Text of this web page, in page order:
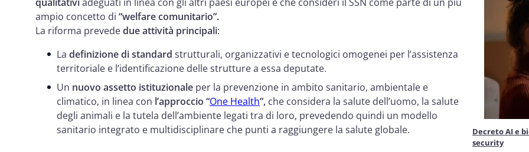
ampio concetto di “welfare comunitario”.
La riforma prevededue attività principali:
La definizione di standard strutturali, organizzativi e tecnologici omogenei per l’assistenza
territoriale e l’identificazione delle strutture a essa deputate.
Un nuovo assetto istituzionale per la prevenzione in ambito sanitario, ambientale e
climatico, in linea con l’approccio “One Health”, che considera la salute dell’uomo, la salute
degli animali e la tutela dell’ambiente legati tra di loro, prevedendo quindi un modello
sanitario integrato e multidisciplinare che punti a raggiungere la salute globale.
Decreto AI e
security